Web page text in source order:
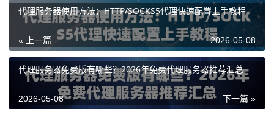
在网络世界中，正向代理是站在客户端（比如你的电脑）这
一边的。当你使用天启代理的IP资源时，你的所有网络请求
会先发送到天启代理的服务器，再由这台服务器去访问目标
网站。目标网站看到的是代理服务器的IP地址，而非你的真
实IP。这常用于聚合数据、价格监控等需要隐藏自身真实身
份的业务场景。
代理服务器使用方法：HTTP/SOCKS5代理快速配置上手教程
« 上一篇 2026-05-08
代理服务器免费版有哪些？2026年免费代理服务器推荐汇总
下一篇 »
2026-05-08